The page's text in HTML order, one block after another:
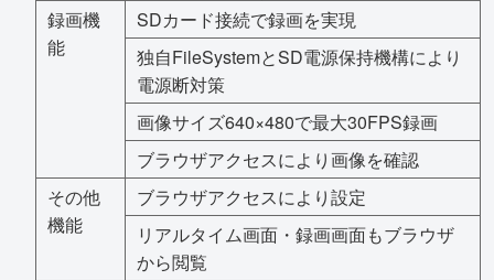
録画機
能
SDカード接続で録画を実現
独自FileSystemとSD電源保持機構により
電源断対策
画像サイズ640×480で最大30FPS録画
ブラウザアクセスにより画像を確認
その他
機能
ブラウザアクセスにより設定
リアルタイム画面・録画画面もブラウザ
から閲覧